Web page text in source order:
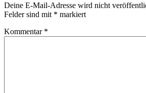
Deine E-Mail-Adresse wird nicht
Felder sind mit * markiert
Kommentar *